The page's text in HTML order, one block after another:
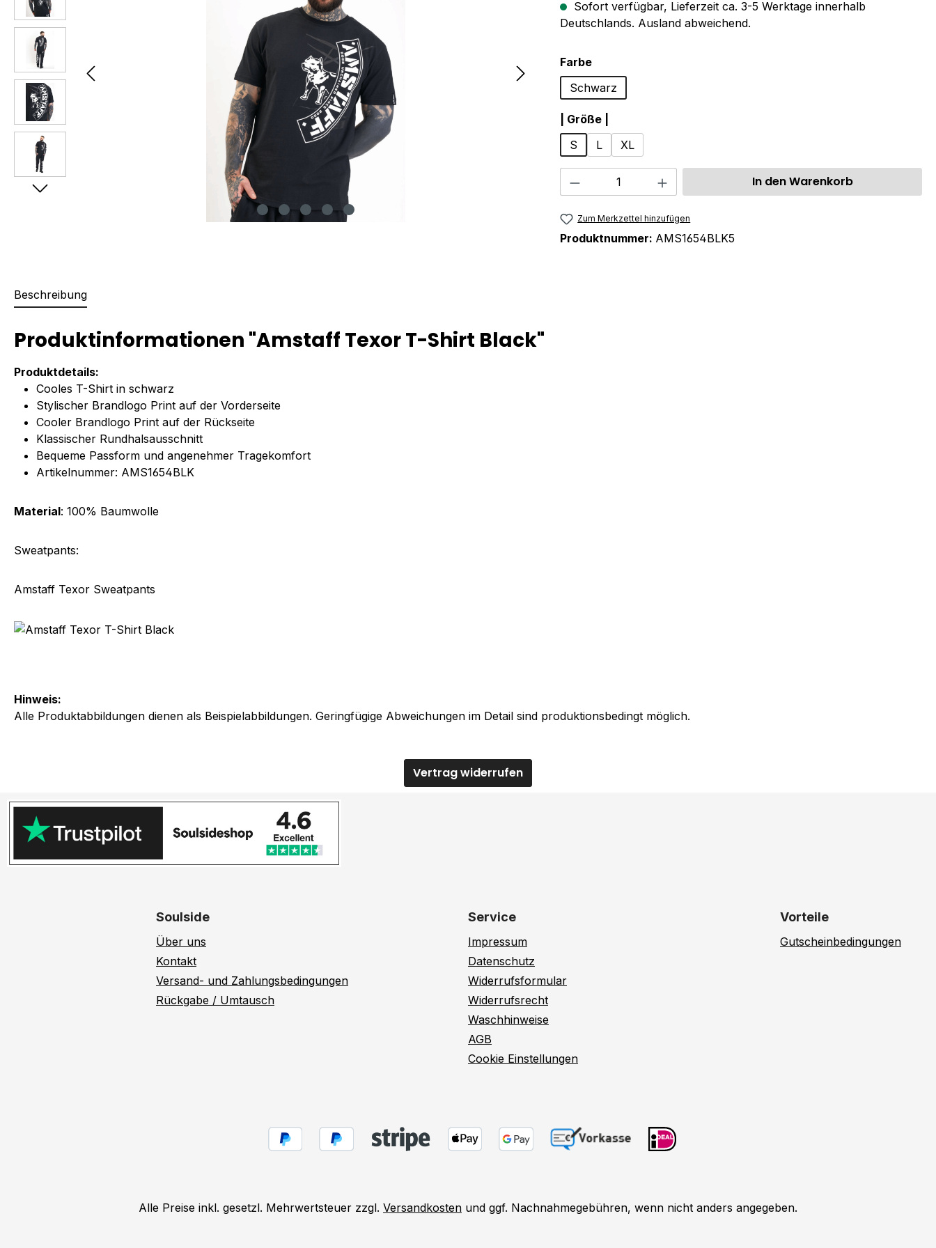
Hinweis:
Alle Produktabbildungen dienen als Beispielabbildungen. Geringfügige Abweichungen im Detail sind produktionsbedingt möglich.
Sofort verfügbar, Lieferzeit ca. 3-5 Werktage innerhalb
Deutschlands. Ausland abweichend.
Farbeauswählen
Schwarz
| Größe |
S
L XL
Produkt Anzahl: Gib den gewünschten Wert
In den Warenkorb
Zum Merkzettel hinzufügen
Produktnummer: AMS1654BLK5
Beschreibung
Produktinformationen "Amstaff Texor T-Shirt Black"
Produktdetails:
Cooles T-Shirt in schwarz
Stylischer Brandlogo Print auf der Vorderseite
Cooler Brandlogo Print auf der Rückseite
Klassischer Rundhalsausschnitt
Bequeme Passform und angenehmer Tragekomfort
Artikelnummer: AMS1654BLK
Material: 100% Baumwolle
Sweatpants:
Amstaff Texor Sweatpants
Vertrag widerrufen
Soulside
Über uns
Kontakt
Versand- und Zahlungsbedingungen
Rückgabe / Umtausch
Service
Impressum
Datenschutz
Widerrufsformular
Widerrufsrecht
Waschhinweise
AGB
Cookie Einstellungen
Vorteile
Gutscheinbedingungen
Alle Preise inkl. gesetzl. Mehrwertsteuer zzgl. Versandkosten und ggf. Nachnahmegebühren, wenn nicht anders angegeben.